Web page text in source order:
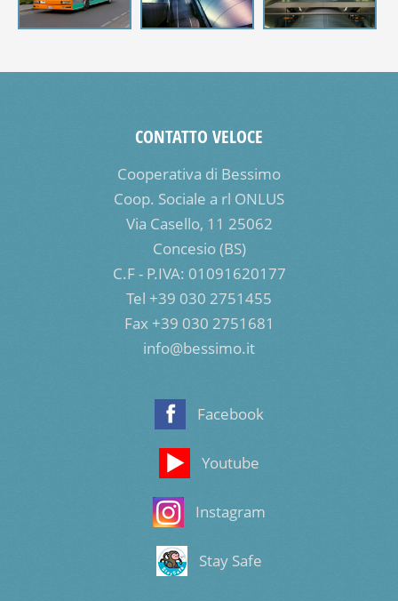
CONTATTO VELOCE
Cooperativa di Bessimo
Coop. Sociale a rl ONLUS
Via Casello, 11 25062
Concesio (BS)
C.F - P.IVA: 01091620177
Tel +39 030 2751455
Fax +39 030 2751681
info@bessimo.it
Facebook
Youtube
Instagram
Stay Safe